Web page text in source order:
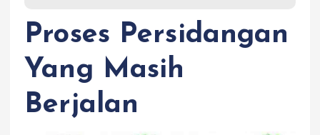
Proses Persidangan
Yang Masih
Berjalan